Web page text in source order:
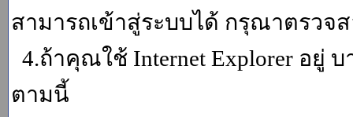
สามารถเข้าสู่ระบบได้ กรุณาตรวจส
4.ถ้าคุณใช้ Internet Explorer อยู่
ตามนี้